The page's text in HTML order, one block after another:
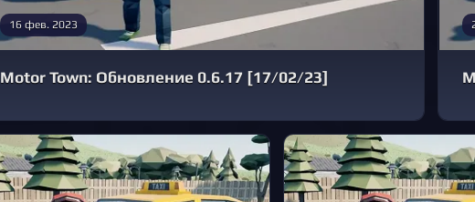
16 фев. 2023
Motor Town: Обновление 0.6.17 [17/02/23]